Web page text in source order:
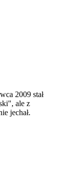
2009 stał
ale z
jechał.